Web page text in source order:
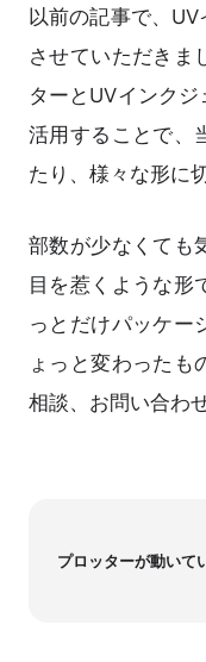
以前の記事で、
させていただきま
ターとUVインク
活用することで、
たり、様々な形に
部数が少なくても
目を惹くような形
っとだけパッケー
ょっと変わったも
相談、お問い合わ
プロッターが動いて